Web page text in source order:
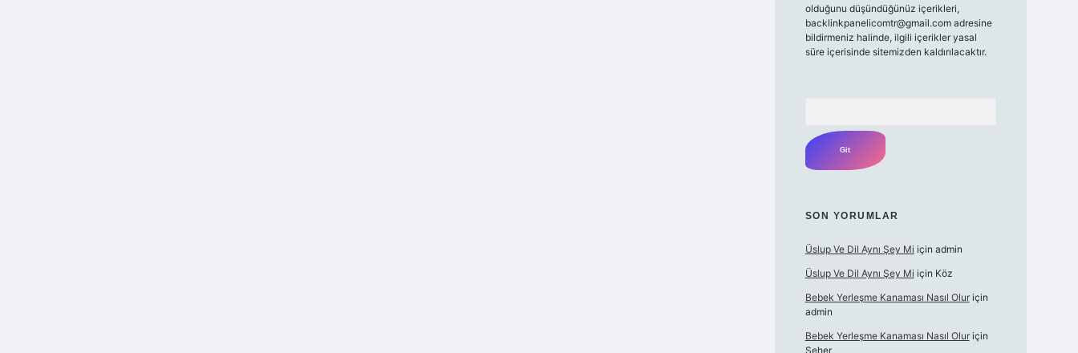
olduğunu düşündüğünüz içerikleri,
backlinkpanelicomtr@gmail.comadresine
bildirmeniz halinde, ilgili içerikler yasal
süre içerisinde sitemizden kaldırılacaktır.
SON YORUMLAR
Üslup Ve Dil Aynı Şey Mi için admin
Üslup Ve Dil Aynı Şey Mi için Köz
Bebek Yerleşme Kanaması Nasıl Oluriçin
admin
Bebek Yerleşme Kanaması Nasıl Oluriçin
Seher